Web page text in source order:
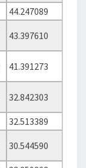
44.247089
43.397610
41.391273
32.842303
32.513389
30.544590